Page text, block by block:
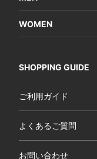
WOMEN
SHOPPING GUIDE
ご利用ガイド
よくあるご質問
お問い合わせ